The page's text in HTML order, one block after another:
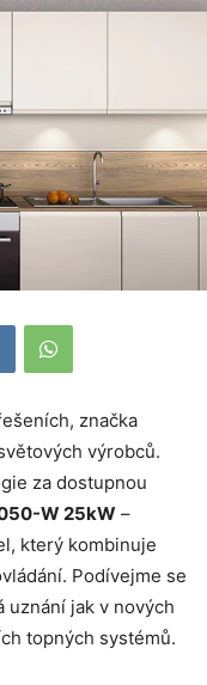
značka
výrobců.
za dostupnou
W 25kW –
který kombinuje
Podívejme se
uznání jak v nových
topných systémů.